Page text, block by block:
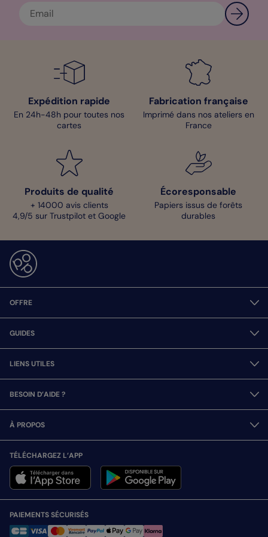
Expédition rapide
En 24h-48h pour toutes nos
cartes
Fabrication française
Imprimé dans nos ateliers en
France
Produits de qualité
+ 14000 avis clients
4,9/5 sur Trustpilot et Google
Écoresponsable
Papiers issus de forêts
durables
OFFRE
GUIDES
LIENS UTILES
BESOIN D’AIDE ?
À PROPOS
TÉLÉCHARGEZ L’APP
PAIEMENTS SÉCURISÉS